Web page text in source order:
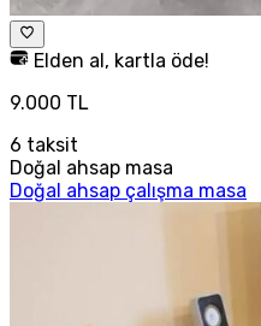
Elden al, kartla öde!
9.000 TL
6 taksit
Doğal ahsap masa
Doğal ahsap çalışma masa